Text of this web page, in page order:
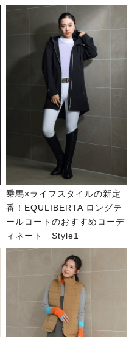
乗馬×ライフスタイルの新定
番！EQULIBERTA ロングテ
ールコートのおすすめコーデ
ィネート Style1